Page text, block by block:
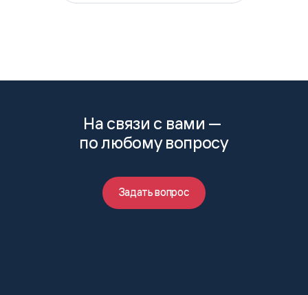
На связи с вами —
по любому вопросу
Задать вопрос